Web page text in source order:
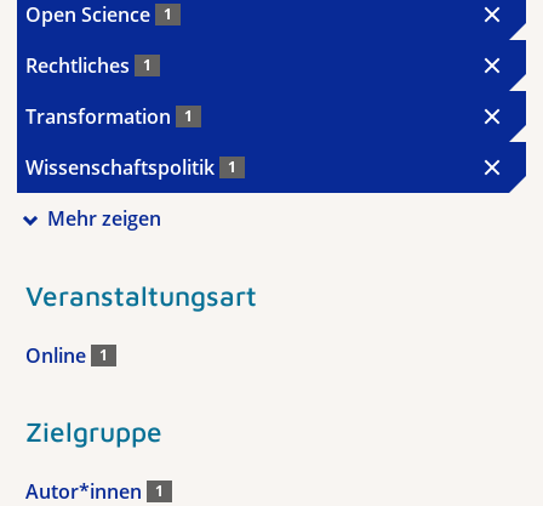
Open Science 1
Rechtliches 1
Transformation 1
Wissenschaftspolitik 1
Mehr zeigen
Veranstaltungsart
Online 1
Zielgruppe
Autor*innen 1